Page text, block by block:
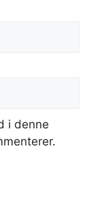
i denne